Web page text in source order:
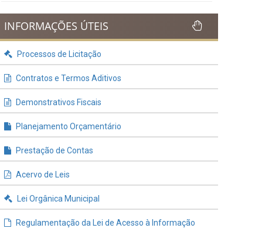
INFORMAÇÕES ÚTEIS
Processos de Licitação
Contratos e Termos Aditivos
Demonstrativos Fiscais
Planejamento Orçamentário
Prestação de Contas
Acervo de Leis
Lei Orgânica Municipal
Regulamentação da Lei de Acesso à Informação